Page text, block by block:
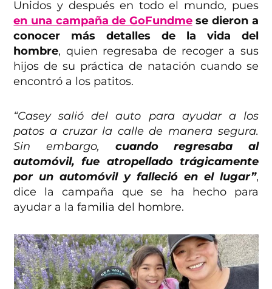
Unidos y después en todo el mundo, pues
en una campaña de GoFundmese dieron a
conocer más detalles de la vida del
hombre, quien regresaba de recoger a sus
hijos de su práctica de natación cuando se
encontró a los patitos.
“Casey salió del auto para ayudar a los
patos a cruzar la calle de manera segura.
Sin embargo, cuando regresaba al
automóvil, fue atropellado trágicamente
por un automóvil y falleció en el lugar”,
dice la campaña que se ha hecho para
ayudar a la familia del hombre.